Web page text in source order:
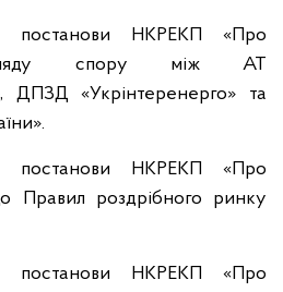
постанови НКРЕКП «Про
спору між АТ
ДПЗД «Укрінтеренерго» та
постанови НКРЕКП «Про
Правил роздрібного ринку
постанови НКРЕКП «Про